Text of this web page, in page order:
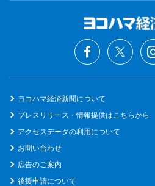
ヨコハマ経済新聞について
プレスリリース・情報提供はこちらから
アクセスデータの利用について
お問い合わせ
広告のご案内
後援申請について